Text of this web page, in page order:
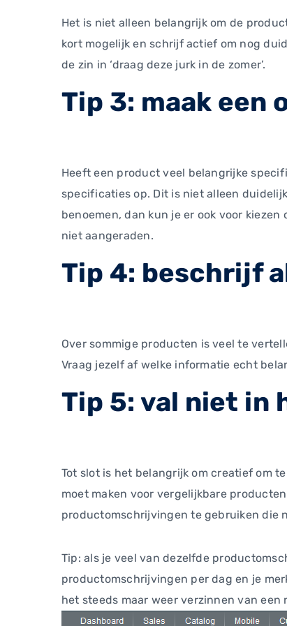
Het is niet alleen belangrijk om de
kort mogelijk en schrijf actief om nog
de zin in ‘draag deze jurk in de zomer’.
Tip 3: maak een
Heeft een product veel belangrijke
specificaties op. Dit is niet alleen
benoemen, dan kun je er ook voor
niet aangeraden.
Tip 4: beschrijf
Over sommige producten is veel te
Vraag jezelf af welke informatie echt
Tip 5: val niet in
Tot slot is het belangrijk om creatief om
moet maken voor vergelijkbare
productomschrijvingen te gebruiken die
Tip: als je veel van dezelfde
productomschrijvingen per dag en je
het steeds maar weer verzinnen van